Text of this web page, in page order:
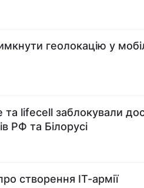
геолокацію у
та lifecell заблокували
РФ та Білорусі
створення ІТ-армії